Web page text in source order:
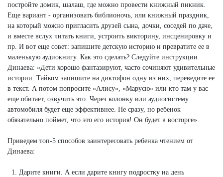
постройте домик, шалаш, где можно провести книжный пикник.
Еще вариант - организовать библионочь, или книжный праздник,
на который можно пригласить друзей сына, дочки, соседей по даче,
и вместе вслух читать книги, устроить викторину, инсценировку и
пр. И вот еще совет: запишите детскую историю и превратите ее в
маленькую аудиокнигу. Как это сделать? Следуйте инструкции
Динаева: «Дети хорошо фантазируют, часто сочиняют удивительные
истории. Тайком запишите на диктофон одну из них, переведите ее
в текст. А потом попросите «Алису», «Марусю» или кто там у вас
еще обитает, озвучить это. Через колонку или аудиосистему
автомобиля будет еще эффективнее. Не сразу, но ребенок
обязательно поймет, что это его история! Он будет в восторге».
Приведем топ-5 способов заинтересовать ребенка чтением от
Динаева:
1. Дарите книги. А если дарите книгу подростку на день